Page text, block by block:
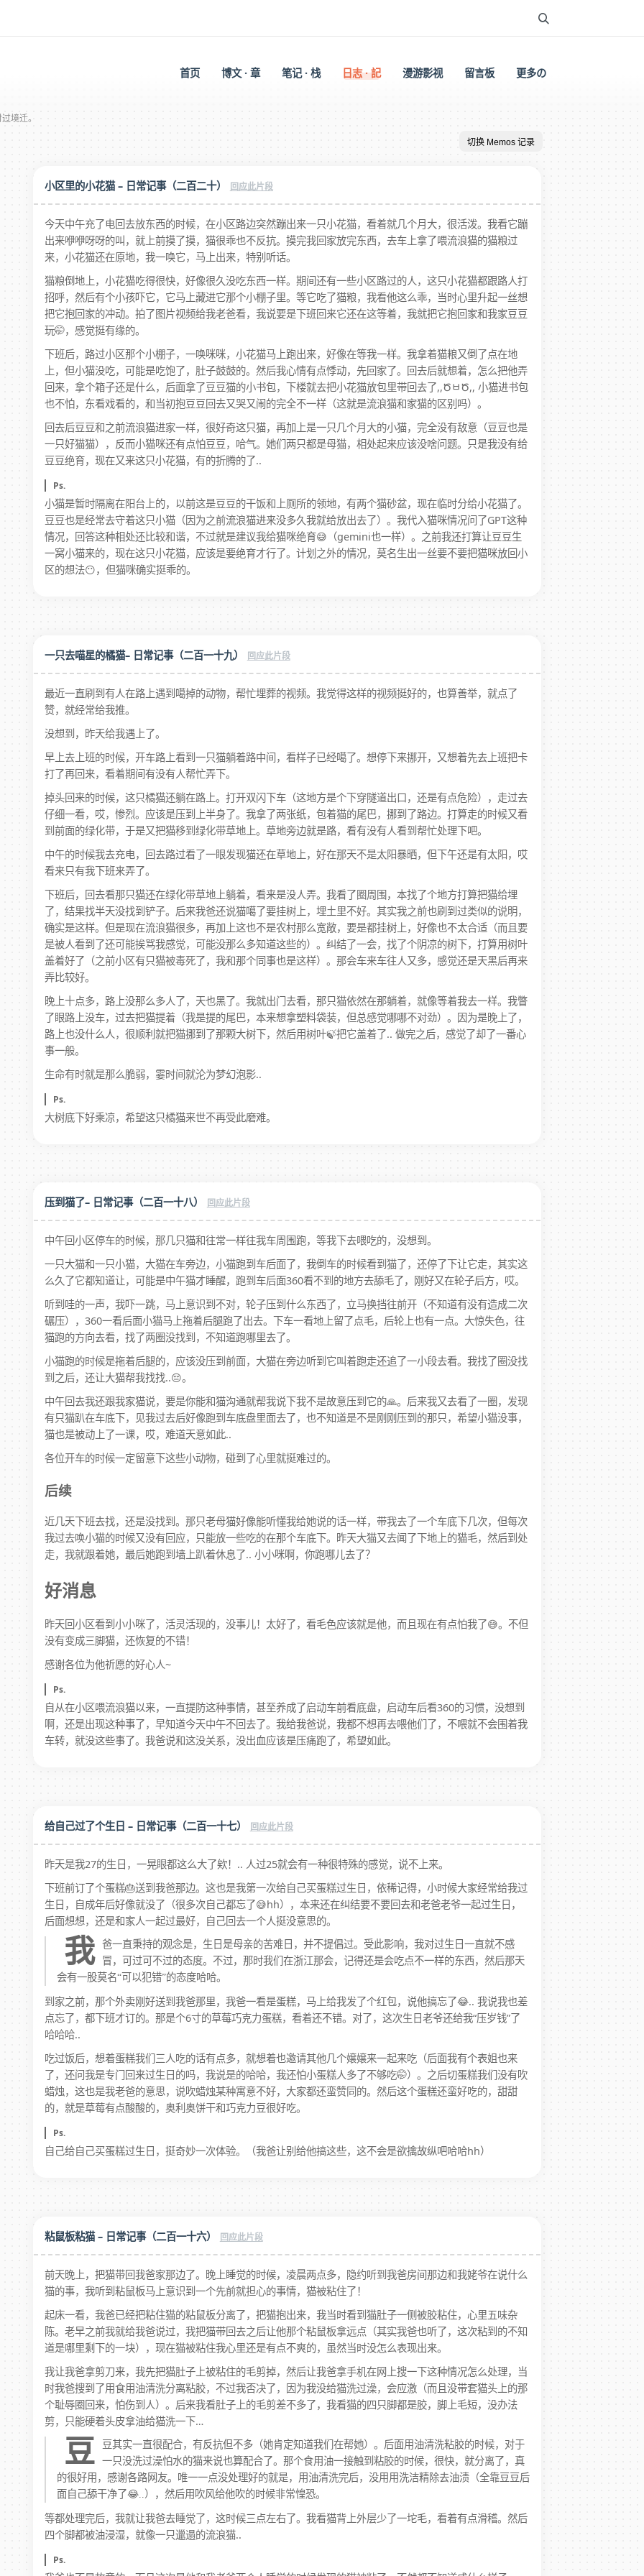
首页
博文 · 章 笔记 · 栈 日志 · 記 漫游影视 留言板 更多の
切换 Memos 记录
小区里的小花猫 – 日常记事（二百二十）
今天中午充了电回去放东西的时候，在小区路边突然蹦出来一只小花猫，看着就几个月大，很活泼。我看它蹦
出来咿咿呀呀的叫，就上前摸了摸，猫很乖也不反抗。摸完我回家放完东西，去车上拿了喂流浪猫的猫粮过
来，小花猫还在原地，我一唤它，马上出来，特别听话。
猫粮倒地上，小花猫吃得很快，好像很久没吃东西一样。期间还有一些小区路过的人，这只小花猫都跟路人打
招呼，然后有个小孩吓它，它马上藏进它那个小棚子里。等它吃了猫粮，我看他这么乖，当时心里升起一丝想
把它抱回家的冲动。拍了图片视频给我老爸看，我说要是下班回来它还在这等着，我就把它抱回家和我家豆豆
玩🤭，感觉挺有缘的。
下班后，路过小区那个小棚子，一唤咪咪，小花猫马上跑出来，好像在等我一样。我拿着猫粮又倒了点在地
上，但小猫没吃，可能是吃饱了，肚子鼓鼓的。然后我心情有点悸动，先回家了。回去后就想着，怎么把他弄
回来，拿个箱子还是什么，后面拿了豆豆猫的小书包，下楼就去把小花猫放包里带回去了,,ԾㅂԾ,, 小猫进书包
也不怕，东看戏看的，和当初抱豆豆回去又哭又闹的完全不一样（这就是流浪猫和家猫的区别吗）。
回去后豆豆和之前流浪猫进家一样，很好奇这只猫，再加上是一只几个月大的小猫，完全没有敌意（豆豆也是
一只好猫猫），反而小猫咪还有点怕豆豆，哈气。她们两只都是母猫，相处起来应该没啥问题。只是我没有给
豆豆绝育，现在又来这只小花猫，有的折腾的了..
Ps.
小猫是暂时隔离在阳台上的，以前这是豆豆的干饭和上厕所的领地，有两个猫砂盆，现在临时分给小花猫了。
豆豆也是经常去守着这只小猫（因为之前流浪猫进来没多久我就给放出去了）。我代入猫咪情况问了GPT这种
情况，回答这种相处还比较和谐，不过就是建议我给猫咪绝育😅（gemini也一样）。之前我还打算让豆豆生
一窝小猫来的，现在这只小花猫，应该是要绝育才行了。计划之外的情况，莫名生出一丝要不要把猫咪放回小
区的想法😶，但猫咪确实挺乖的。
一只去喵星的橘猫– 日常记事（二百一十九）
最近一直刷到有人在路上遇到噶掉的动物，帮忙埋葬的视频。我觉得这样的视频挺好的，也算善举，就点了
赞，就经常给我推。
没想到，昨天给我遇上了。
早上去上班的时候，开车路上看到一只猫躺着路中间，看样子已经噶了。想停下来挪开，又想着先去上班把卡
打了再回来，看着期间有没有人帮忙弄下。
掉头回来的时候，这只橘猫还躺在路上。打开双闪下车（这地方是个下穿隧道出口，还是有点危险），走过去
仔细一看，哎，惨烈。应该是压到上半身了。我拿了两张纸，包着猫的尾巴，挪到了路边。打算走的时候又看
到前面的绿化带，于是又把猫移到绿化带草地上。草地旁边就是路，看有没有人看到帮忙处理下吧。
中午的时候我去充电，回去路过看了一眼发现猫还在草地上，好在那天不是太阳暴晒，但下午还是有太阳，哎
看来只有我下班来弄了。
下班后，回去看那只猫还在绿化带草地上躺着，看来是没人弄。我看了圈周围，本找了个地方打算把猫给埋
了，结果找半天没找到铲子。后来我爸还说猫噶了要挂树上，埋土里不好。其实我之前也刷到过类似的说明，
确实是这样。但是现在流浪猫很多，再加上这也不是农村那么宽敞，要是都挂树上，好像也不太合适（而且要
是被人看到了还可能挨骂我感觉，可能没那么多知道这些的）。纠结了一会，找了个阴凉的树下，打算用树叶
盖着好了（之前小区有只猫被毒死了，我和那个同事也是这样）。那会车来车往人又多，感觉还是天黑后再来
弄比较好。
晚上十点多，路上没那么多人了，天也黑了。我就出门去看，那只猫依然在那躺着，就像等着我去一样。我瞥
了眼路上没车，过去把猫提着（我是提的尾巴，本来想拿塑料袋装，但总感觉哪哪不对劲）。因为是晚上了，
路上也没什么人，很顺利就把猫挪到了那颗大树下，然后用树叶🍃把它盖着了.. 做完之后，感觉了却了一番心
事一般。
生命有时就是那么脆弱，霎时间就沦为梦幻泡影..
Ps.
大树底下好乘凉，希望这只橘猫来世不再受此磨难。
压到猫了– 日常记事（二百一十八）
中午回小区停车的时候，那几只猫和往常一样往我车周围跑，等我下去喂吃的，没想到。
一只大猫和一只小猫，大猫在车旁边，小猫跑到车后面了，我倒车的时候看到猫了，还停了下让它走，其实这
么久了它都知道让，可能是中午猫才睡醒，跑到车后面360看不到的地方去舔毛了，刚好又在轮子后方，哎。
听到哇的一声，我吓一跳，马上意识到不对，轮子压到什么东西了，立马换挡往前开（不知道有没有造成二次
碾压），360一看后面小猫马上拖着后腿跑了出去。下车一看地上留了点毛，后轮上也有一点。大惊失色，往
猫跑的方向去看，找了两圈没找到，不知道跑哪里去了。
小猫跑的时候是拖着后腿的，应该没压到前面，大猫在旁边听到它叫着跑走还追了一小段去看。我找了圈没找
到之后，还让大猫帮我找找..😔。
中午回去我还跟我家猫说，要是你能和猫沟通就帮我说下我不是故意压到它的🙏。后来我又去看了一圈，发现
有只猫趴在车底下，见我过去后好像跑到车底盘里面去了，也不知道是不是刚刚压到的那只，希望小猫没事，
猫也是被动上了一课，哎，难道天意如此..
各位开车的时候一定留意下这些小动物，碰到了心里就挺难过的。
后续
近几天下班去找，还是没找到。那只老母猫好像能听懂我给她说的话一样，带我去了一个车底下几次，但每次
我过去唤小猫的时候又没有回应，只能放一些吃的在那个车底下。昨天大猫又去闻了下地上的猫毛，然后到处
走，我就跟着她，最后她跑到墙上趴着休息了.. 小小咪啊，你跑哪儿去了？
好消息
昨天回小区看到小小咪了，活灵活现的，没事儿！太好了，看毛色应该就是他，而且现在有点怕我了😅。不但
没有变成三脚猫，还恢复的不错！
感谢各位为他祈愿的好心人~
Ps.
自从在小区喂流浪猫以来，一直提防这种事情，甚至养成了启动车前看底盘，启动车后看360的习惯，没想到
啊，还是出现这种事了，早知道今天中午不回去了。我给我爸说，我都不想再去喂他们了，不喂就不会围着我
车转，就没这些事了。我爸说和这没关系，没出血应该是压痛跑了，希望如此。
给自己过了个生日 – 日常记事（二百一十七）
昨天是我27的生日，一晃眼都这么大了欸！.. 人过25就会有一种很特殊的感觉，说不上来。
下班前订了个蛋糕🎂送到我爸那边。这也是我第一次给自己买蛋糕过生日，依稀记得，小时候大家经常给我过
生日，自成年后好像就没了（很多次自己都忘了😅hh），本来还在纠结要不要回去和老爸老爷一起过生日，
后面想想，还是和家人一起过最好，自己回去一个人挺没意思的。
我
爸一直秉持的观念是，生日是母亲的苦难日，并不提倡过。受此影响，我对过生日一直就不感
冒，可过可不过的态度。不过，那时我们在浙江那会，记得还是会吃点不一样的东西，然后那天
会有一股莫名“可以犯错”的态度哈哈。
到家之前，那个外卖刚好送到我爸那里，我爸一看是蛋糕，马上给我发了个红包，说他搞忘了😂.. 我说我也差
点忘了，都下班才订的。那是个6寸的草莓巧克力蛋糕，看着还不错。对了，这次生日老爷还给我“压岁钱”了
哈哈哈..
吃过饭后，想着蛋糕我们三人吃的话有点多，就想着也邀请其他几个嬢嬢来一起来吃（后面我有个表姐也来
了，还问我是专门回来过生日的吗，我说是的哈哈，我还怕小蛋糕人多了不够吃🤭）。之后切蛋糕我们没有吹
蜡烛，这也是我老爸的意思，说吹蜡烛某种寓意不好，大家都还蛮赞同的。然后这个蛋糕还蛮好吃的，甜甜
的，就是草莓有点酸酸的，奥利奥饼干和巧克力豆很好吃。
Ps.
自己给自己买蛋糕过生日，挺奇妙一次体验。（我爸让别给他搞这些，这不会是欲擒故纵吧哈哈hh）
粘鼠板粘猫 – 日常记事（二百一十六）
前天晚上，把猫带回我爸家那边了。晚上睡觉的时候，凌晨两点多，隐约听到我爸房间那边和我姥爷在说什么
猫的事，我听到粘鼠板马上意识到一个先前就担心的事情，猫被粘住了！
起床一看，我爸已经把粘住猫的粘鼠板分离了，把猫抱出来，我当时看到猫肚子一侧被胶粘住，心里五味杂
陈。老早之前我就给我爸说过，我把猫带回去之后让他那个粘鼠板拿远点（其实我爸也听了，这次粘到的不知
道是哪里剩下的一块），现在猫被粘住我心里还是有点不爽的，虽然当时没怎么表现出来。
我让我爸拿剪刀来，我先把猫肚子上被粘住的毛剪掉，然后让我爸拿手机在网上搜一下这种情况怎么处理，当
时我爸搜到了用食用油清洗分离粘胶，不过我否决了，因为我没给猫洗过澡，会应激（而且没带套猫头上的那
个耻辱圈回来，怕伤到人）。后来我看肚子上的毛剪差不多了，我看猫的四只脚都是胶，脚上毛短，没办法
剪，只能硬着头皮拿油给猫洗一下…
豆
豆其实一直很配合，有反抗但不多（她肯定知道我们在帮她）。后面用油清洗粘胶的时候，对于
一只没洗过澡怕水的猫来说也算配合了。那个食用油一接触到粘胶的时候，很快，就分离了，真
的很好用，感谢各路网友。唯一一点没处理好的就是，用油清洗完后，没用用洗洁精除去油渍（全靠豆豆后
面自己舔干净了😂..），然后用吹风给他吹的时候非常惶恐。
等都处理完后，我就让我爸去睡觉了，这时候三点左右了。我看猫背上外层少了一坨毛，看着有点滑稽。然后
四个脚都被油浸湿，就像一只邋遢的流浪猫..
Ps.